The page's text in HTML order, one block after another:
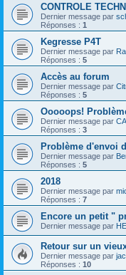
CONTROLE
Dernier message par
Réponses : 1
Kegresse P4T
Dernier message par
Réponses : 5
Accès au forum
Dernier message par
Réponses : 5
Ooooops!
Dernier message par
Réponses : 3
Problème d'envoi
Dernier message par
Réponses : 5
2018
Dernier message par
Réponses : 7
Encore un petit "
Dernier message par
Retour sur un
Dernier message par
Réponses : 10